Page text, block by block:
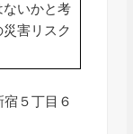
いかと考
害リスク
宿５丁目６